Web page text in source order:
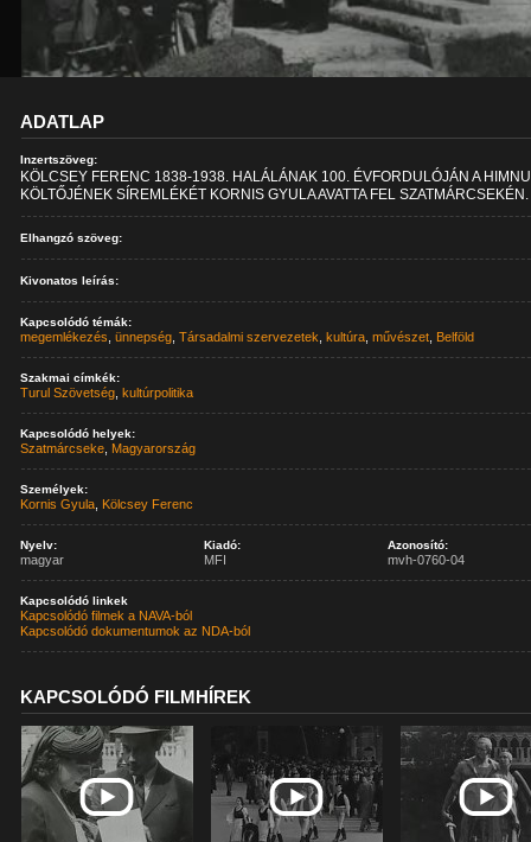
ADATLAP
Inzertszöveg:
KÖLCSEY FERENC 1838-1938. HALÁLÁNAK 100. ÉVFORDULÓJÁN A
KÖLTŐJÉNEK SÍREMLÉKÉT KORNIS GYULA AVATTA FEL
Elhangzó szöveg:
Kivonatos leírás:
Kapcsolódó témák:
megemlékezés ,ünnepség ,Társadalmi szervezetek ,kultúra ,művészet Belföld
Szakmai címkék:
Turul Szövetség ,kultúrpolitika
Kapcsolódó helyek:
Szatmárcseke Magyarország
Személyek:
Kornis Gyula Kölcsey Ferenc
Nyelv:
magyar
Kiadó:
MFI
Azonosító:
mvh-0760-04
Kapcsolódó linkek
Kapcsolódó filmek a NAVA-ból
Kapcsolódó dokumentumok az NDA-ból
KAPCSOLÓDÓ FILMHÍREK